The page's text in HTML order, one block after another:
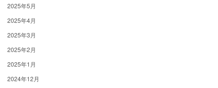
2025年5月
2025年4月
2025年3月
2025年2月
2025年1月
2024年12月